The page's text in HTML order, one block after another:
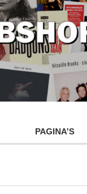
PAGINA’S